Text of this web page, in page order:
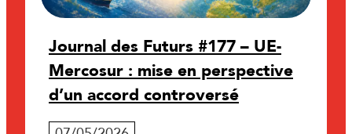
Journal des Futurs #177 – UE-
Mercosur : mise en perspective
d’un accord controversé